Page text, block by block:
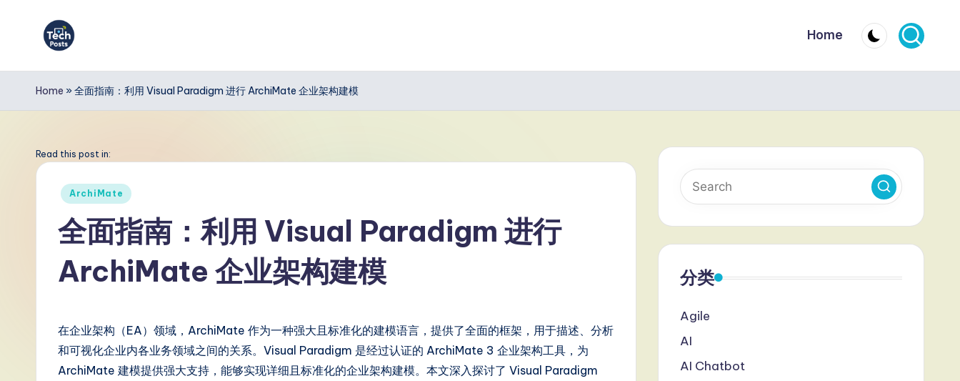
T
e
h
Home
Home » 全面指南：利用 Visual Paradigm 进行 ArchiMate 企业架构建模
Read this post in:
Posted
ArchiMate
全面指南：利用 Visual Paradigm 进行
ArchiMate 企业架构建模
在企业架构（EA）领域，ArchiMate 作为一种强大且标准化的建模语言，提供了全面的框架，用于描述、分析
和可视化企业内各业务领域之间的关系。Visual Paradigm 是经过认证的 ArchiMate 3 企业架构工具，为
ArchiMate 建模提供强大支持，能够实现详细且标准化的企业架构建模。本文深入探讨了 Visual Paradigm
分类
Agile
AI
AI Chatbot